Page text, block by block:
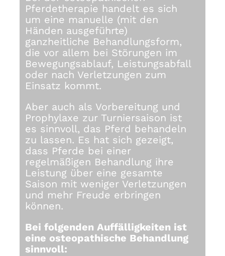
Pferdetherapie handelt es sich
um eine manuelle (mit den
Händen ausgeführte)
ganzheitliche Behandlungsform,
die vor allem bei Störungen im
Bewegungsablauf, Leistungsabfall
oder nach Verletzungen zum
Einsatz kommt.
Aber auch als Vorbereitung und
Prophylaxe zur Turniersaison ist
es sinnvoll, das Pferd behandeln
zu lassen. Es hat sich gezeigt,
dass Pferde bei einer
regelmäßigen Behandlung ihre
Leistung über eine gesamte
Saison mit weniger Verletzungen
und mehr Freude erbringen
können.
Bei folgenden Auffälligkeiten ist
eine osteopathische Behandlung
sinnvoll: